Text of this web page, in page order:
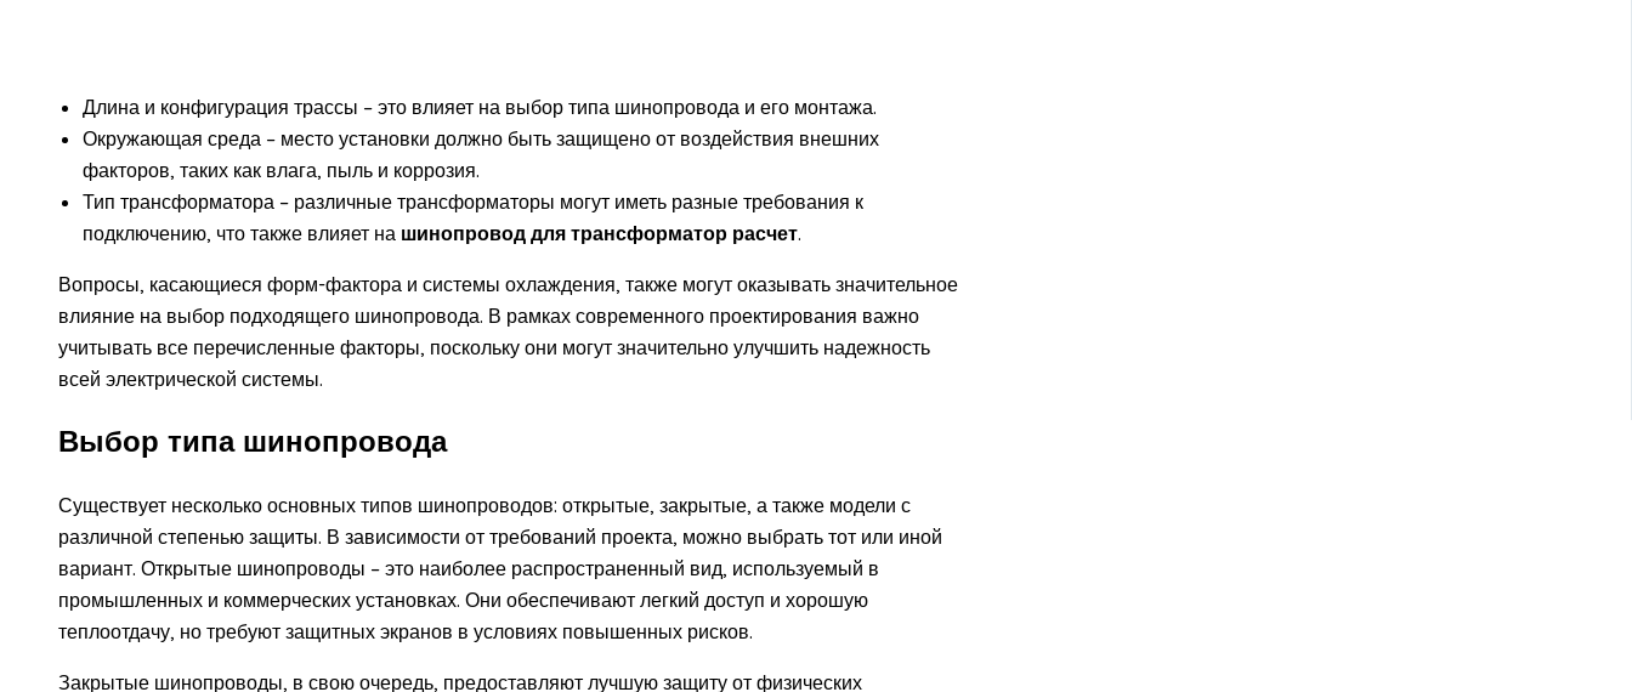
Длина и конфигурация трассы – это влияет на выбор типа шинопровода и его монтажа.
Окружающая среда – место установки должно быть защищено от воздействия внешних
факторов, таких как влага, пыль и коррозия.
Тип трансформатора – различные трансформаторы могут иметь разные требования к
подключению, что также влияет на шинопровод для трансформатор расчет.
Вопросы, касающиеся форм-фактора и системы охлаждения, также могут оказывать значительное
влияние на выбор подходящего шинопровода. В рамках современного проектирования важно
учитывать все перечисленные факторы, поскольку они могут значительно улучшить надежность
всей электрической системы.
Выбор типа шинопровода
Существует несколько основных типов шинопроводов: открытые, закрытые, а также модели с
различной степенью защиты. В зависимости от требований проекта, можно выбрать тот или иной
вариант. Открытые шинопроводы – это наиболее распространенный вид, используемый в
промышленных и коммерческих установках. Они обеспечивают легкий доступ и хорошую
теплоотдачу, но требуют защитных экранов в условиях повышенных рисков.
Закрытые шинопроводы, в свою очередь, предоставляют лучшую защиту от физических